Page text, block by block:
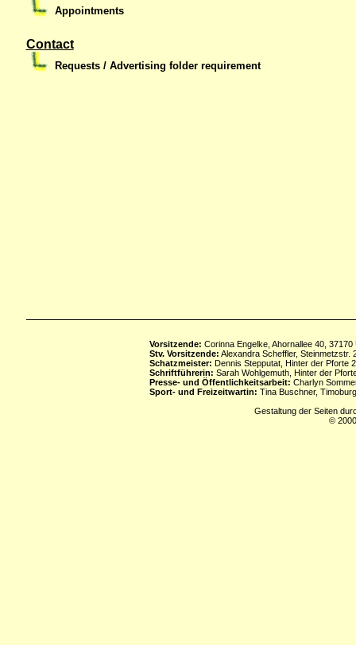
Appointments
Contact
Requests / Advertising folder requirement
Vorsitzende: Corinna Engelke, Ahornallee 40,
Stv. Vorsitzende: Alexandra Scheffler, Steinmetzstr.
Schatzmeister: Dennis Stepputat, Hinter der Pforte
Schriftführerin: Sarah Wohlgemuth, Hinter der
Presse- und Öffentlichkeitsarbeit: Charlyn
Sport- und Freizeitwartin: Tina Buschner,
Gestaltung der Seiten
©